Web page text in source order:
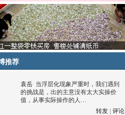
推荐
袁岳 当浮层化现象严重时，我们遇到
的挑战是，出的主意没有太大实操价
值，从事实际操作的人…
转发
评论